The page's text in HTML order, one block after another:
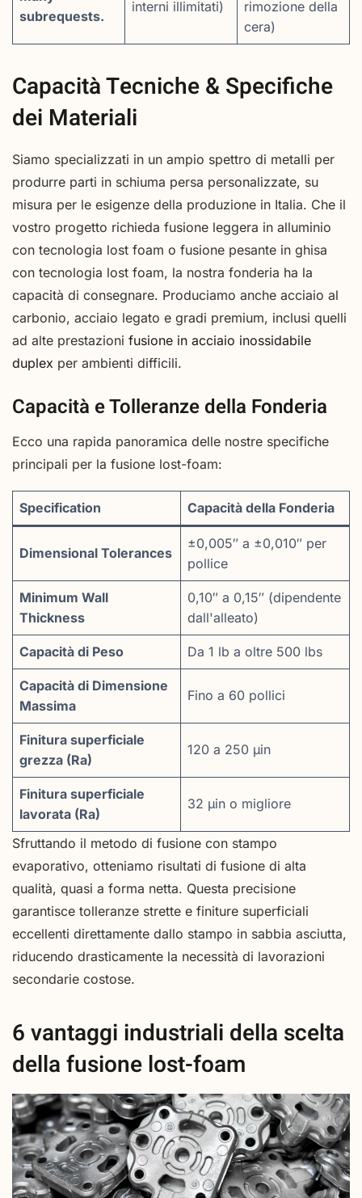
subrequests.
interni illimitati)
rimozione della
cera)
Capacità Tecniche & Specifiche
dei Materiali
Siamo specializzati in un ampio spettro di metalli per
produrre parti in schiuma persa personalizzate, su
misura per le esigenze della produzione in Italia. Che il
vostro progetto richieda fusione leggera in alluminio
con tecnologia lost foam o fusione pesante in ghisa
con tecnologia lost foam, la nostra fonderia ha la
capacità di consegnare. Produciamo anche acciaio al
carbonio, acciaio legato e gradi premium, inclusi quelli
ad alte prestazioni fusione in acciaio inossidabile
duplex per ambienti difficili.
Capacità e Tolleranze della Fonderia
Ecco una rapida panoramica delle nostre specifiche
principali per la fusione lost-foam:
Specification Capacità della Fonderia
Dimensional Tolerances
±0,005″ a ±0,010″ per
pollice
Minimum Wall
Thickness
0,10″ a 0,15″ (dipendente
dall'alleato)
Capacità di Peso Da 1 lb a oltre 500 lbs
Capacità di Dimensione
Massima
Fino a 60 pollici
Finitura superficiale
grezza (Ra)
120 a 250 µin
Finitura superficiale
lavorata (Ra)
32 µin o migliore
Sfruttando il metodo di fusione con stampo
evaporativo, otteniamo risultati di fusione di alta
qualità, quasi a forma netta. Questa precisione
garantisce tolleranze strette e finiture superficiali
eccellenti direttamente dallo stampo in sabbia asciutta,
riducendo drasticamente la necessità di lavorazioni
secondarie costose.
6 vantaggi industriali della scelta
della fusione lost-foam